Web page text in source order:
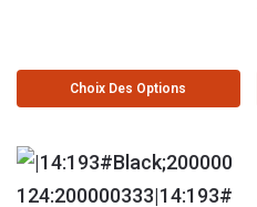
Choix Des Options